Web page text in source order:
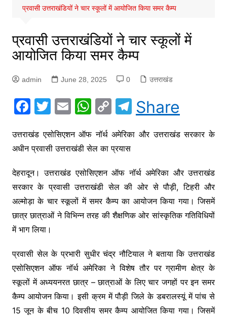
प्रवासी उत्तराखंडियों ने चार स्कूलों में आयोजित किया समर कैम्प
प्रवासी उत्तराखंडियों ने चार स्कूलों में
आयोजित किया समर कैम्प
admin June 28, 2025 0 उत्तराखंड
F
c
e
b
o
o
k
T
itt
er
E
ai
l
W
at
s
A
p
p
C
p
y
Li
n
k
T
el
e
a
m
Share
उत्तराखंड एसोसिएशन ऑफ नॉर्थ अमेरिका और उत्तराखंड सरकार के
अधीन प्रवासी उत्तराखंडी सेल का प्रयास
देहरादून। उत्तराखंड एसोसिएशन ऑफ नॉर्थ अमेरिका और उत्तराखंड
सरकार के प्रवासी उत्तराखंडी सेल की ओर से पौड़ी, टिहरी और
अल्मोड़ा के चार स्कूलों में समर कैम्प का आयोजन किया गया। जिसमें
छात्र छात्राओं ने विभिन्न तरह की शैक्षणिक ओर सांस्कृतिक गतिविधियों
में भाग लिया।
प्रवासी सेल के प्रभारी सुधीर चंद्र नौटियाल ने बताया कि उत्तराखंड
एसोसिएशन ऑफ नॉर्थ अमेरिका ने विशेष तौर पर ग्रामीण क्षेत्र के
स्कूलों में अध्ययनरत छात्र – छात्राओं के लिए चार जगहों पर इन समर
कैम्प आयोजन किया। इसी क्रम में पौड़ी जिले के डबरालस्यूं में पांच से
15 जून के बीच 10 दिवसीय समर कैम्प आयोजित किया गया। जिसमें